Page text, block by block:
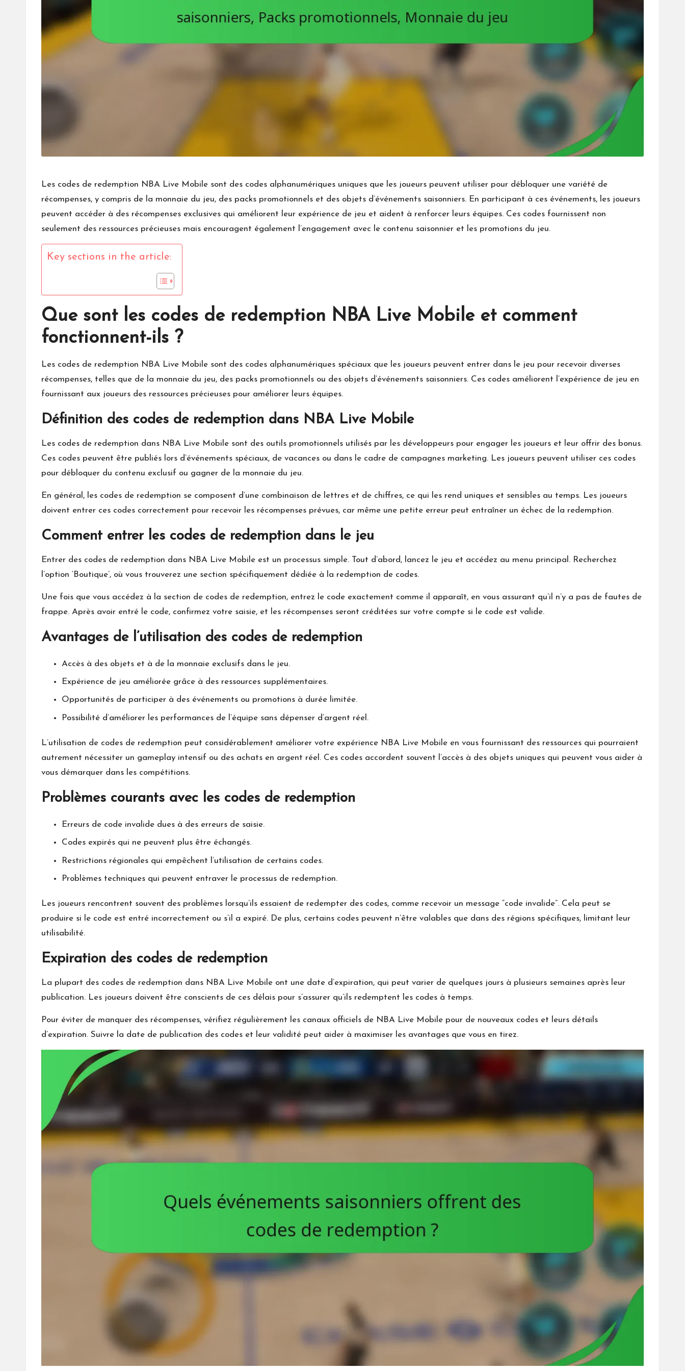
Les codes de redemption NBA Live Mobile sont des codes alphanumériques uniques que les joueurs peuvent utiliser pour débloquer une variété de
récompenses, y compris de la monnaie du jeu, des packs promotionnels et des objets d’événements saisonniers. En participant à ces événements, les joueurs
peuvent accéder à des récompenses exclusives qui améliorent leur expérience de jeu et aident à renforcer leurs équipes. Ces codes fournissent non
seulement des ressources précieuses mais encouragent également l’engagement avec le contenu saisonnier et les promotions du jeu.
Key sections in the article:
Que sont les codes de redemption NBA Live Mobile et comment
fonctionnent-ils ?
Les codes de redemption NBA Live Mobile sont des codes alphanumériques spéciaux que les joueurs peuvent entrer dans le jeu pour recevoir diverses
récompenses, telles que de la monnaie du jeu, des packs promotionnels ou des objets d’événements saisonniers. Ces codes améliorent l’expérience de jeu en
fournissant aux joueurs des ressources précieuses pour améliorer leurs équipes.
Définition des codes de redemption dans NBA Live Mobile
Les codes de redemption dans NBA Live Mobile sont des outils promotionnels utilisés par les développeurs pour engager les joueurs et leur offrir des bonus.
Ces codes peuvent être publiés lors d’événements spéciaux, de vacances ou dans le cadre de campagnes marketing. Les joueurs peuvent utiliser ces codes
pour débloquer du contenu exclusif ou gagner de la monnaie du jeu.
En général, les codes de redemption se composent d’une combinaison de lettres et de chiffres, ce qui les rend uniques et sensibles au temps. Les joueurs
doivent entrer ces codes correctement pour recevoir les récompenses prévues, car même une petite erreur peut entraîner un échec de la redemption.
Comment entrer les codes de redemption dans le jeu
Entrer des codes de redemption dans NBA Live Mobile est un processus simple. Tout d’abord, lancez le jeu et accédez au menu principal. Recherchez
l’option ‘Boutique’, où vous trouverez une section spécifiquement dédiée à la redemption de codes.
Une fois que vous accédez à la section de codes de redemption, entrez le code exactement comme il apparaît, en vous assurant qu’il n’y a pas de fautes de
frappe. Après avoir entré le code, confirmez votre saisie, et les récompenses seront créditées sur votre compte si le code est valide.
Avantages de l’utilisation des codes de redemption
Accès à des objets et à de la monnaie exclusifs dans le jeu.
Expérience de jeu améliorée grâce à des ressources supplémentaires.
Opportunités de participer à des événements ou promotions à durée limitée.
Possibilité d’améliorer les performances de l’équipe sans dépenser d’argent réel.
L’utilisation de codes de redemption peut considérablement améliorer votre expérience NBA Live Mobile en vous fournissant des ressources qui pourraient
autrement nécessiter un gameplay intensif ou des achats en argent réel. Ces codes accordent souvent l’accès à des objets uniques qui peuvent vous aider à
vous démarquer dans les compétitions.
Problèmes courants avec les codes de redemption
Erreurs de code invalide dues à des erreurs de saisie.
Codes expirés qui ne peuvent plus être échangés.
Restrictions régionales qui empêchent l’utilisation de certains codes.
Problèmes techniques qui peuvent entraver le processus de redemption.
Les joueurs rencontrent souvent des problèmes lorsqu’ils essaient de redempter des codes, comme recevoir un message “code invalide”. Cela peut se
produire si le code est entré incorrectement ou s’il a expiré. De plus, certains codes peuvent n’être valables que dans des régions spécifiques, limitant leur
utilisabilité.
Expiration des codes de redemption
La plupart des codes de redemption dans NBA Live Mobile ont une date d’expiration, qui peut varier de quelques jours à plusieurs semaines après leur
publication. Les joueurs doivent être conscients de ces délais pour s’assurer qu’ils redemptent les codes à temps.
Pour éviter de manquer des récompenses, vérifiez régulièrement les canaux officiels de NBA Live Mobile pour de nouveaux codes et leurs détails
d’expiration. Suivre la date de publication des codes et leur validité peut aider à maximiser les avantages que vous en tirez.